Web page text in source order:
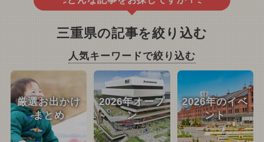
三重県の記事を絞り込む
人気キーワードで絞り込む
厳選お出かけ
まとめ
2026年オープ
ン
2026年のイベ
ント